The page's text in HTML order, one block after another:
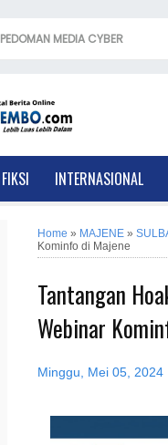
PEDOMAN MEDIA CYBER
FIKSI INTERNASIONAL
Home » MAJENE »
Kominfo di Majene
Tantangan
Webinar
Minggu, Mei 05, 2024